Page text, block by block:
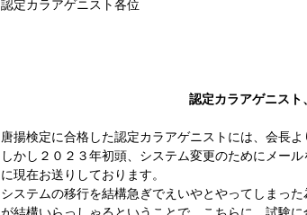
認定カラアゲニスト各位
認定カラアゲニス
唐揚検定に合格した認定カラアゲニストには、会長よ
しかし２０２３年初頭、システム変更のためにメー
に現在お送りしております。
システムの移行を結構急ぎでえいやとやってしまっ